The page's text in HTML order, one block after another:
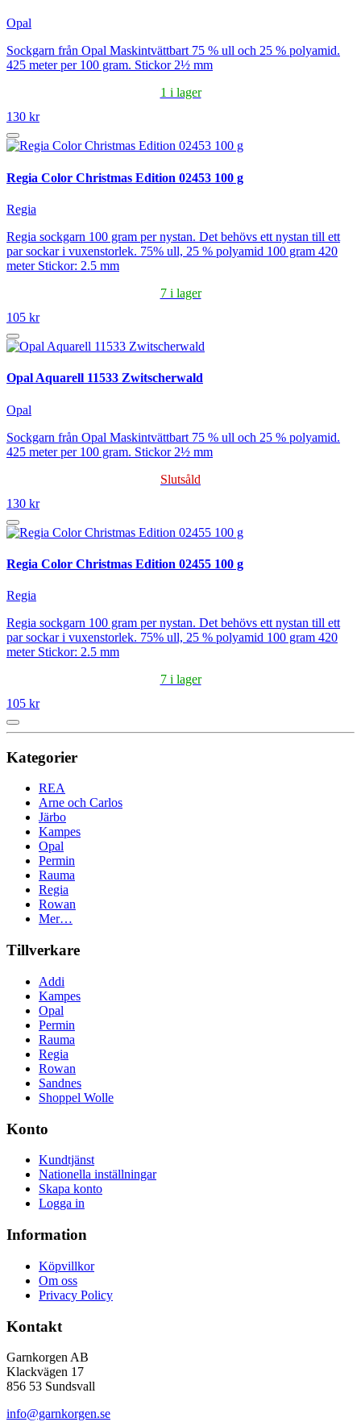
Opal
Sockgarn från Opal Maskintvättbart 75 % ull och 25 % polyamid.
425 meter per 100 gram. Stickor 2½ mm
1 i lager
130 kr
Regia Color Christmas Edition 02453 100 g
Regia
Regia sockgarn 100 gram per nystan. Det behövs ett nystan till ett
par sockar i vuxenstorlek. 75% ull, 25 % polyamid 100 gram 420
meter Stickor: 2.5 mm
7 i lager
105 kr
Opal Aquarell 11533 Zwitscherwald
Opal
Sockgarn från Opal Maskintvättbart 75 % ull och 25 % polyamid.
425 meter per 100 gram. Stickor 2½ mm
Slutsåld
130 kr
Regia Color Christmas Edition 02455 100 g
Regia
Regia sockgarn 100 gram per nystan. Det behövs ett nystan till ett
par sockar i vuxenstorlek. 75% ull, 25 % polyamid 100 gram 420
meter Stickor: 2.5 mm
7 i lager
105 kr
Kategorier
REA
Arne och Carlos
Järbo
Kampes
Opal
Permin
Rauma
Regia
Rowan
Mer…
Tillverkare
Addi
Kampes
Opal
Permin
Rauma
Regia
Rowan
Sandnes
Shoppel Wolle
Konto
Kundtjänst
Nationella inställningar
Skapa konto
Logga in
Information
Köpvillkor
Om oss
Privacy Policy
Kontakt
Garnkorgen AB
Klackvägen 17
856 53 Sundsvall
info@garnkorgen.se